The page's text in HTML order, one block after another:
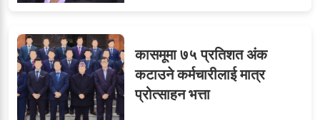
कासमूमा ७५ प्रतिशत अंक
कटाउने कर्मचारीलाई मात्र
प्रोत्साहन भत्ता